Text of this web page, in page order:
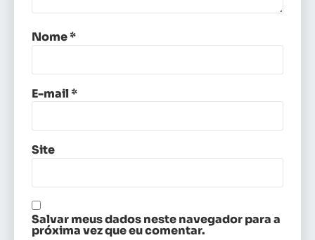
Nome*
E-mail*
Site
Salvar meus dados neste navegador para a
próxima vez que eu comentar.